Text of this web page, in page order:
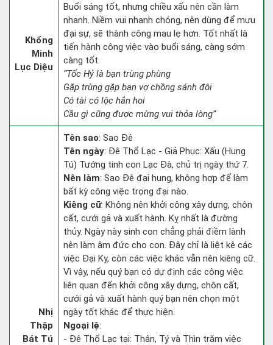
Khổng
Minh
Lục Diệu
Buổi sáng tốt, nhưng chiều xấu nên cần làm
nhanh. Niềm vui nhanh chóng, nên dùng để mưu
đại sự, sẽ thành công mau lẹ hơn. Tốt nhất là
tiến hành công việc vào buổi sáng, càng sớm
càng tốt.
“Tốc Hỷ là bạn trùng phùng
Gặp trùng gặp bạn vợ chồng sánh đôi
Có tài có lộc hẳn hoi
Cầu gì cũng được mừng vui thỏa lòng”
Nhị
Thập
Bát Tú
Tên sao: Sao Đê
Tên ngày: Đê Thổ Lạc - Giả Phục: Xấu (Hung
Tú) Tướng tinh con Lạc Đà, chủ trị ngày thứ 7.
Nên làm: Sao Đê đại hung, không hợp để làm
bất kỳ công việc trọng đại nào.
Kiêng cữ: Không nên khởi công xây dựng, chôn
cất, cưới gả và xuất hành. Kỵ nhất là đường
thủy. Ngày này sinh con chẳng phải điềm lành
nên làm âm đức cho con. Đây chỉ là liệt kê các
việc Đại Kỵ, còn các việc khác vẫn nên kiêng cữ.
Vì vậy, nếu quý bạn có dự định các công việc
liên quan đến khởi công xây dựng, chôn cất,
cưới gả và xuất hành quý bạn nên chọn một
ngày tốt khác để thực hiện.
Ngoại lệ:
- Đê Thổ Lạc tại: Thân, Tý và Thìn trăm việc